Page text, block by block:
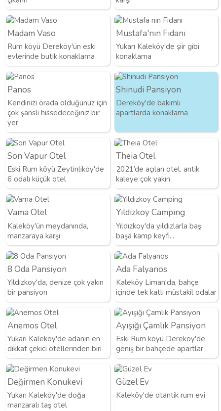
Madam Vaso
Rum köyü Dereköy'ün eski
evlerinde butik konaklama
Mustafa'nın Fidanı
Yukarı Kaleköy'de şiir gibi
konaklama
Panos
Kendinizi orada olduğunuz için
çok şanslı hissedeceğiniz bir
yer
Shinudi Pansiyon
Dereköy'de bakımlı
apartlarda konaklama
Son Vapur Otel
Eski Rum köyü Zeytinliköy'de
6 odalı küçük otel
Theia Otel
2021’de açılan otel, antik
kaleye çok yakın
Vama Otel
Kaleköy'ün meydanında,
manzaraya karşı
Yıldızkoy Camping
Yıldızkoy'da yıldızlarla baş
başa kamp keyfi...
8 Oda Pansiyon
Yıldızkoy'da, denize çok yakın
bir pansiyon
Ada Falyanos
Kaleköy Liman'da, bahçe
içinde tek katlı müstakil odalar
Anemos Otel
Yukarı Kaleköy'de adanın en
dikkat çekici otellerinden biri
Ayışığı Çamlık Pansiyon
Eski Rum köyü Dereköy'de
geniş bir bahçede apartlar
Değirmen Konukevi
Yukarı Kaleköy'de doğa
manzaralı taş otel
Güzel Ev
Kaleköy'de otantik rum evi